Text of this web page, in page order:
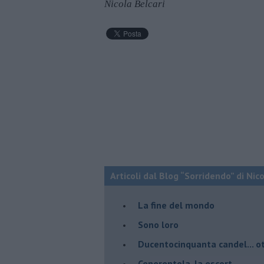
Nicola Belcari
Articoli dal Blog “Sorridendo” di
La fine del mondo
Sono loro
Ducentocinquanta candel...